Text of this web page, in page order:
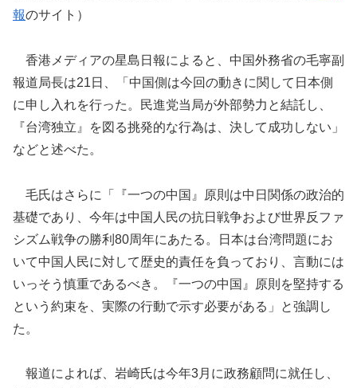
報のサイト）
香港メディアの星島日報によると、中国外務省の毛寧副
報道局長は21日、「中国側は今回の動きに関して日本側
に申し入れを行った。民進党当局が外部勢力と結託し、
『台湾独立』を図る挑発的な行為は、決して成功しない」
などと述べた。
毛氏はさらに「『一つの中国』原則は中日関係の政治的
基礎であり、今年は中国人民の抗日戦争および世界反ファ
シズム戦争の勝利80周年にあたる。日本は台湾問題にお
いて中国人民に対して歴史的責任を負っており、言動には
いっそう慎重であるべき。『一つの中国』原則を堅持する
という約束を、実際の行動で示す必要がある」と強調し
た。
報道によれば、岩崎氏は今年3月に政務顧問に就任し、